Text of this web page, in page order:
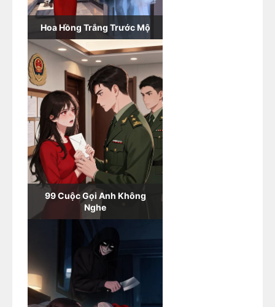
Hoa Hồng Trắng Trước Mộ
99 Cuộc Gọi Anh Không
Nghe